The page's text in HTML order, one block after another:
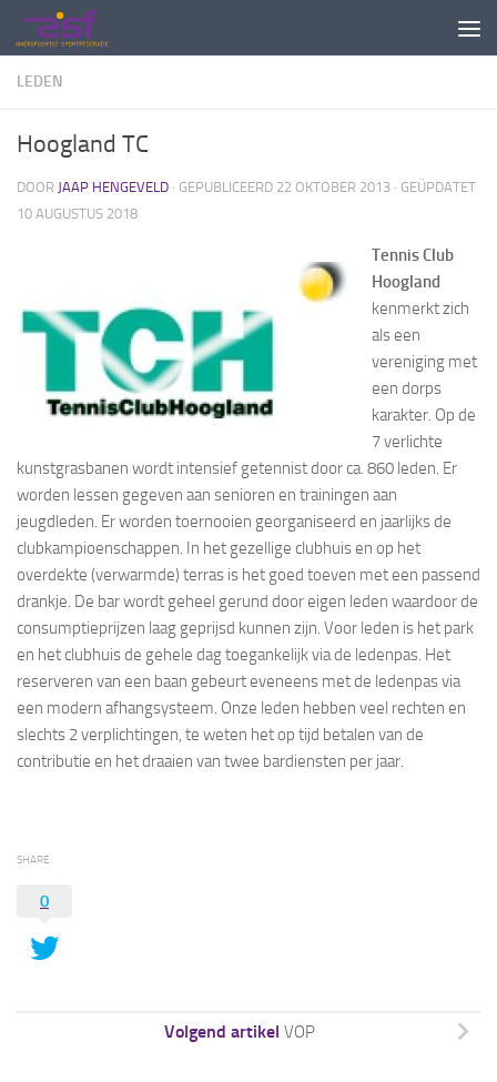
Doorgaan naar inhoud
LEDEN
Hoogland TC
DOOR JAAP HENGEVELD · GEPUBLICEERD 22 OKTOBER 2013 · GEÜPDATET
10 AUGUSTUS 2018
Tennis Club
Hoogland
kenmerkt zich
als een
vereniging met
een dorps
karakter. Op de
7 verlichte
kunstgrasbanen wordt intensief getennist door ca. 860 leden. Er
worden lessen gegeven aan senioren en trainingen aan
jeugdleden. Er worden toernooien georganiseerd en jaarlijks de
clubkampioenschappen. In het gezellige clubhuis en op het
overdekte (verwarmde) terras is het goed toeven met een passend
drankje. De bar wordt geheel gerund door eigen leden waardoor de
consumptieprijzen laag geprijsd kunnen zijn. Voor leden is het park
en het clubhuis de gehele dag toegankelijk via de ledenpas. Het
reserveren van een baan gebeurt eveneens met de ledenpas via
een modern afhangsysteem. Onze leden hebben veel rechten en
slechts 2 verplichtingen, te weten het op tijd betalen van de
contributie en het draaien van twee bardiensten per jaar.
SHARE
0
Volgend artikel VOP